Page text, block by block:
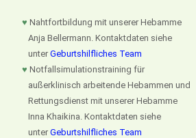
♥ Nahtfortbildung mit unserer Hebamme
Anja Bellermann. Kontaktdaten siehe
unterGeburtshilfliches Team
♥ Notfallsimulationstraining für
außerklinisch arbeitende Hebammen und
Rettungsdienst mit unserer Hebamme
Inna Khaikina. Kontaktdaten siehe
unterGeburtshilfliches Team